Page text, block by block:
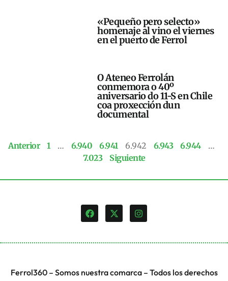
«Pequeño pero selecto»
homenaje al vino el viernes
en el puerto de Ferrol
O Ateneo Ferrolán
conmemora o 40º
aniversario do 11-S en Chile
coa proxección dun
documental
Anterior 1 … 6.940 6.941 6.942 6.943 6.944
…
7.023
Siguiente
Ferrol360 – Somos nuestra comarca – Todos los derechos